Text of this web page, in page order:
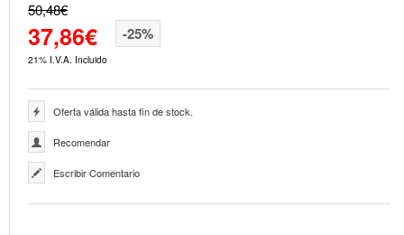
50,48€
37,86€ -25%
21% I.V.A. Incluido
Oferta válida hasta fin de stock.
Recomendar
Escribir Comentario